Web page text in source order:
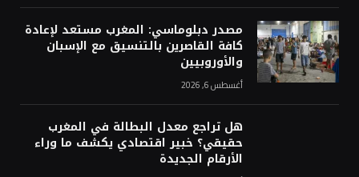
مصدر دبلوماسي: المغرب مستعد لإعادة
كافة القاصرين بالتنسيق مع الإسبان
والأوروبيين
أغسطس 6, 2026
هل تراجع معدل البطالة في المغرب
حقيقي؟ خبير اقتصادي يكشف ما وراء
الأرقام الجديدة